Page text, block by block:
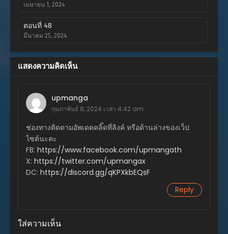
เมษายน 1, 2024
ตอนที่ 48
มีนาคม 25, 2024
ตอนที่ 47
มีนาคม 18, 2024
มีนาคม 11, 2024
มีนาคม 4, 2024
ตอนที่ 44
กุมภาพันธ์ 27, 2024
ตอนที่ 42
กุมภาพันธ์ 13, 2024
แสดงความคิดเห็น
upmanga
กุมภาพันธ์ 8, 2024 เวลา 4:42 am
ช่องทางติดตามอัพเดตคลิ๊ดที่ลิงค์ หรือด้านล่างของเว็ป
ไซต์นะคะ
FB: https://www.facebook.com/upmangath
X: https://twitter.com/upmangax
DC: https://discord.gg/qKPXkbEQsF
Reply
ใส่ความเห็น